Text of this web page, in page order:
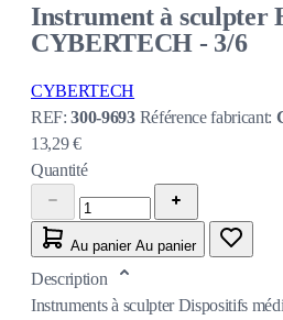
Instrument à sculpter
CYBERTECH - 3/6
CYBERTECH
REF:300-9693 Référence fabricant:
13,29 €
Quantité
Au panier Au panier
Description
Instruments à sculpter Dispositifs